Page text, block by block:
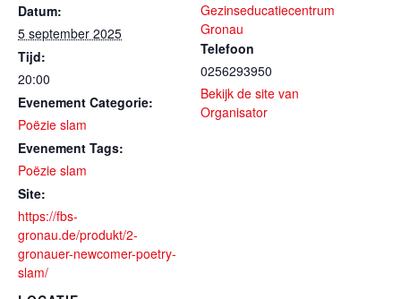
Datum:
5 september 2025
Tijd:
20:00
Evenement Categorie:
Poëzie slam
Evenement Tags:
Poëzie slam
Site:
https://fbs-
gronau.de/produkt/2-
gronauer-newcomer-poetry-
slam/
Gezinseducatiecentrum
Gronau
Telefoon
0256293950
Bekijk de site van
Organisator